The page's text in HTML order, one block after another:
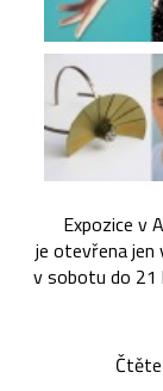
Expozice v
je otevřena jen
v sobotu do 21